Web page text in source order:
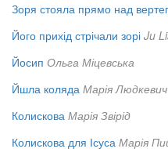
Зоря стояла прямо над
Його прихід стрічали зорі Ju
Йосип Ольга Міцевська
Йшла коляда Марія Людкевич
Колискова Марія Звірід
Колискова для Ісуса Марія